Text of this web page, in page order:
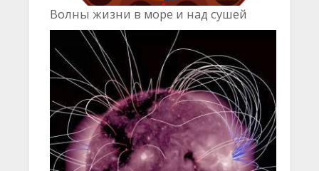
Волны жизни в море и над сушей